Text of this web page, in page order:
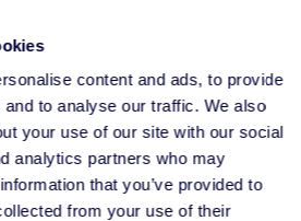
content and ads, to provide
to analyse our traffic. We also
your use of our site with our social
analytics partners who may
that you’ve provided to
from your use of their
usar de lo que
No sólo
dudas
sobre el